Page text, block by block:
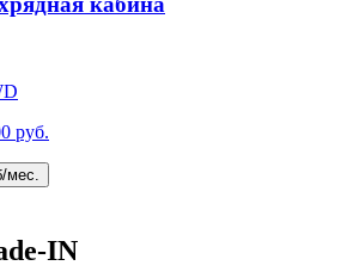
руб.
мес.
IN